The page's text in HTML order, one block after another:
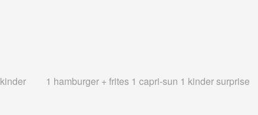
1 hamburger + frites 1 capri-sun 1 kinder surprise